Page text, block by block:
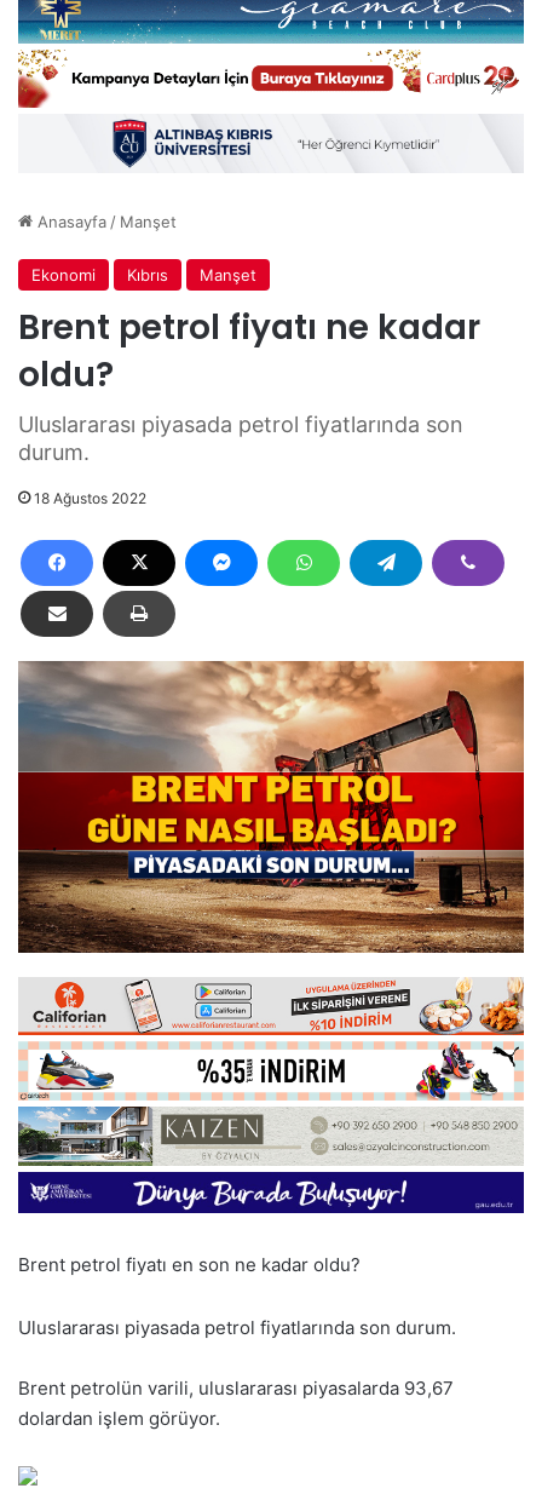
Anasayfa/ Manşet
Ekonomi Kıbrıs Manşet
Brent petrol fiyatı ne kadar
oldu?
Uluslararası piyasada petrol fiyatlarında son
durum.
18 Ağustos 2022
Brent petrol fiyatı en son ne kadar oldu?
Uluslararası piyasada petrol fiyatlarında son durum.
Brent petrolün varili, uluslararası piyasalarda 93,67
dolardan işlem görüyor.